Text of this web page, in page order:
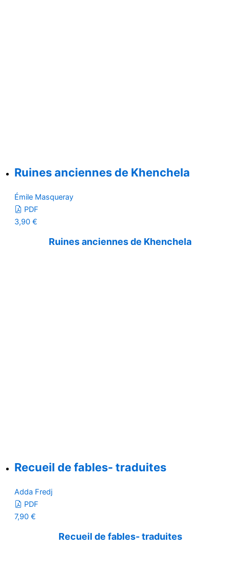
Ruines anciennes de Khenchela
Émile Masqueray
PDF
3,90 €
Ruines anciennes de Khenchela
Recueil de fables- traduites
Adda Fredj
PDF
7,90 €
Recueil de fables- traduites